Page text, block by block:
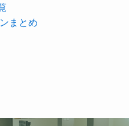
まとめ